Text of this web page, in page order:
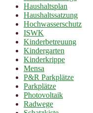
Haushaltsplan
Haushaltssatzung
Hochwasserschutz
ISWK
Kinderbetreuung
Kindergarten
Kinderkrippe
Mensa
P&R Parkplätze
Parkplätze
Photovoltaik
Radwege